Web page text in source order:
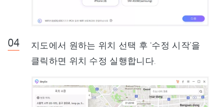
지도에서 원하는 위치 선택 후 ‘수정 시작’을
클릭하면 위치 수정 실행합니다.